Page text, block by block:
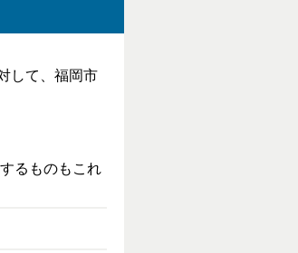
して、福岡市
るものもこれ